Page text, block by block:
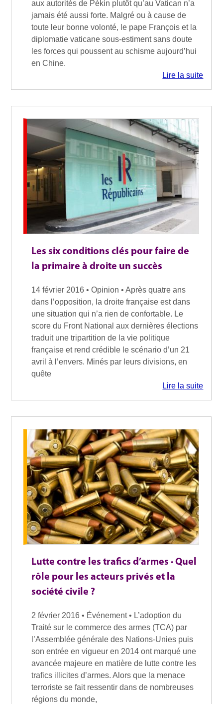
aux autorités de Pékin plutôt qu’au Vatican n’a
jamais été aussi forte. Malgré ou à cause de
toute leur bonne volonté, le pape François et la
diplomatie vaticane sous-estiment sans doute
les forces qui poussent au schisme aujourd’hui
en Chine.
Lire la suite
Les six conditions clés pour faire de
la primaire à droite un succès
14 février 2016 • Opinion • Après quatre ans
dans l’opposition, la droite française est dans
une situation qui n’a rien de confortable. Le
score du Front National aux dernières élections
traduit une tripartition de la vie politique
française et rend crédible le scénario d’un 21
avril à l’envers. Minés par leurs divisions, en
quête
Lire la suite
Lutte contre les trafics d’armes · Quel
rôle pour les acteurs privés et la
société civile ?
2 février 2016 • Événement • L’adoption du
Traité sur le commerce des armes (TCA) par
l’Assemblée générale des Nations-Unies puis
son entrée en vigueur en 2014 ont marqué une
avancée majeure en matière de lutte contre les
trafics illicites d’armes. Alors que la menace
terroriste se fait ressentir dans de nombreuses
régions du monde,